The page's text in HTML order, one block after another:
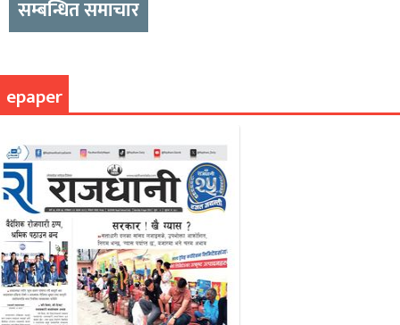
सम्बन्धित समाचार
epaper